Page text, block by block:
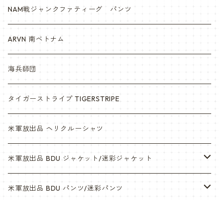
NAM戦ジャンクファティーグ パンツ
ARVN 南ベトナム
海兵師団
タイガーストライプ TIGERSTRIPE
米軍放出品 ヘリクルーシャツ
米軍放出品 BDU ジャケット/迷彩ジャケット
ウッドランド
米軍放出品 BDU パンツ/迷彩パンツ